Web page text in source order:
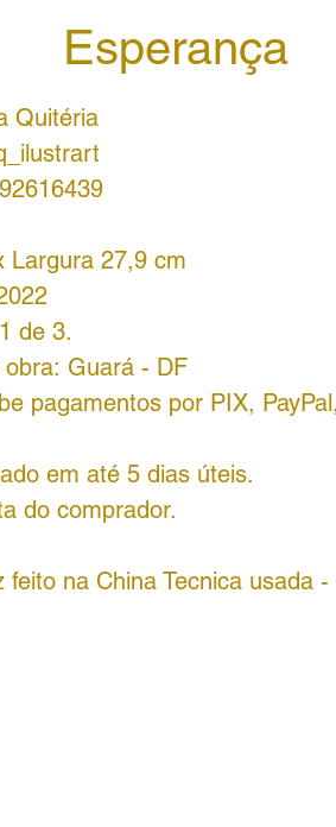
Esperança
Quitéria
Largura 27,9 cm
de 3.
Guará - DF
pagamentos por PIX,
em até 5 dias úteis.
do comprador.
feito na China Tecnica usada